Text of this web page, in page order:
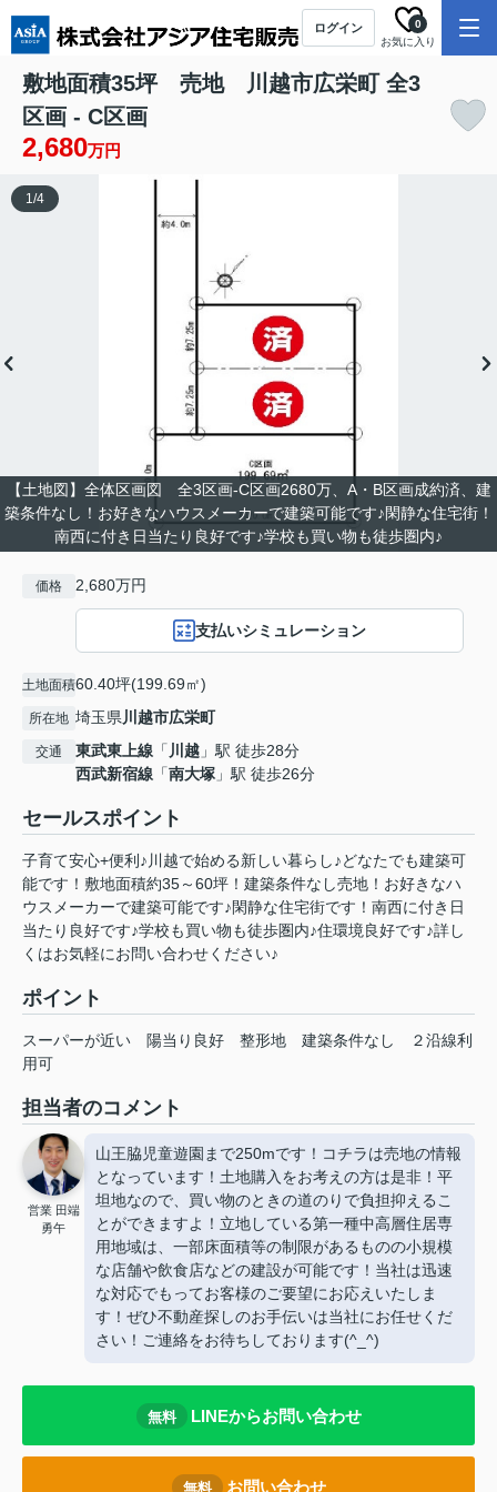
ログイン
お気に入り
0
敷地面積35坪 売地 川越市広栄町 全3
区画 - C区画
2,680万円
【土地図】全体区画図 全3区画-C区画2680万、A・B区画成約済、建
築条件なし！お好きなハウスメーカーで建築可能です♪閑静な住宅街！
南西に付き日当たり良好です♪学校も買い物も徒歩圏内♪
1/4
価格 2,680万円
支払いシミュレーション
土地面積60.40坪(199.69㎡)
所在地 埼玉県川越市広栄町
交通 東武東上線 「 川越 」駅 徒歩28分
西武新宿線 「南大塚 」駅 徒歩26分
セールスポイント
子育て安心+便利♪川越で始める新しい暮らし♪どなたでも建築可
能です！敷地面積約35～60坪！建築条件なし売地！お好きなハ
ウスメーカーで建築可能です♪閑静な住宅街です！南西に付き日
当たり良好です♪学校も買い物も徒歩圏内♪住環境良好です♪詳し
くはお気軽にお問い合わせください♪
ポイント
スーパーが近い 陽当り良好 整形地 建築条件なし
２沿線利
用可
担当者のコメント
営業 田端
勇午
山王脇児童遊園まで250mです！コチラは売地の情報
となっています！土地購入をお考えの方は是非！平
坦地なので、買い物のときの道のりで負担抑えるこ
とができますよ！立地している第一種中高層住居専
用地域は、一部床面積等の制限があるものの小規模
な店舗や飲食店などの建設が可能です！当社は迅速
な対応でもってお客様のご要望にお応えいたしま
す！ぜひ不動産探しのお手伝いは当社にお任せくだ
さい！ご連絡をお待ちしております(^_^)
無料 LINEからお問い合わせ
無料 お問い合わせ